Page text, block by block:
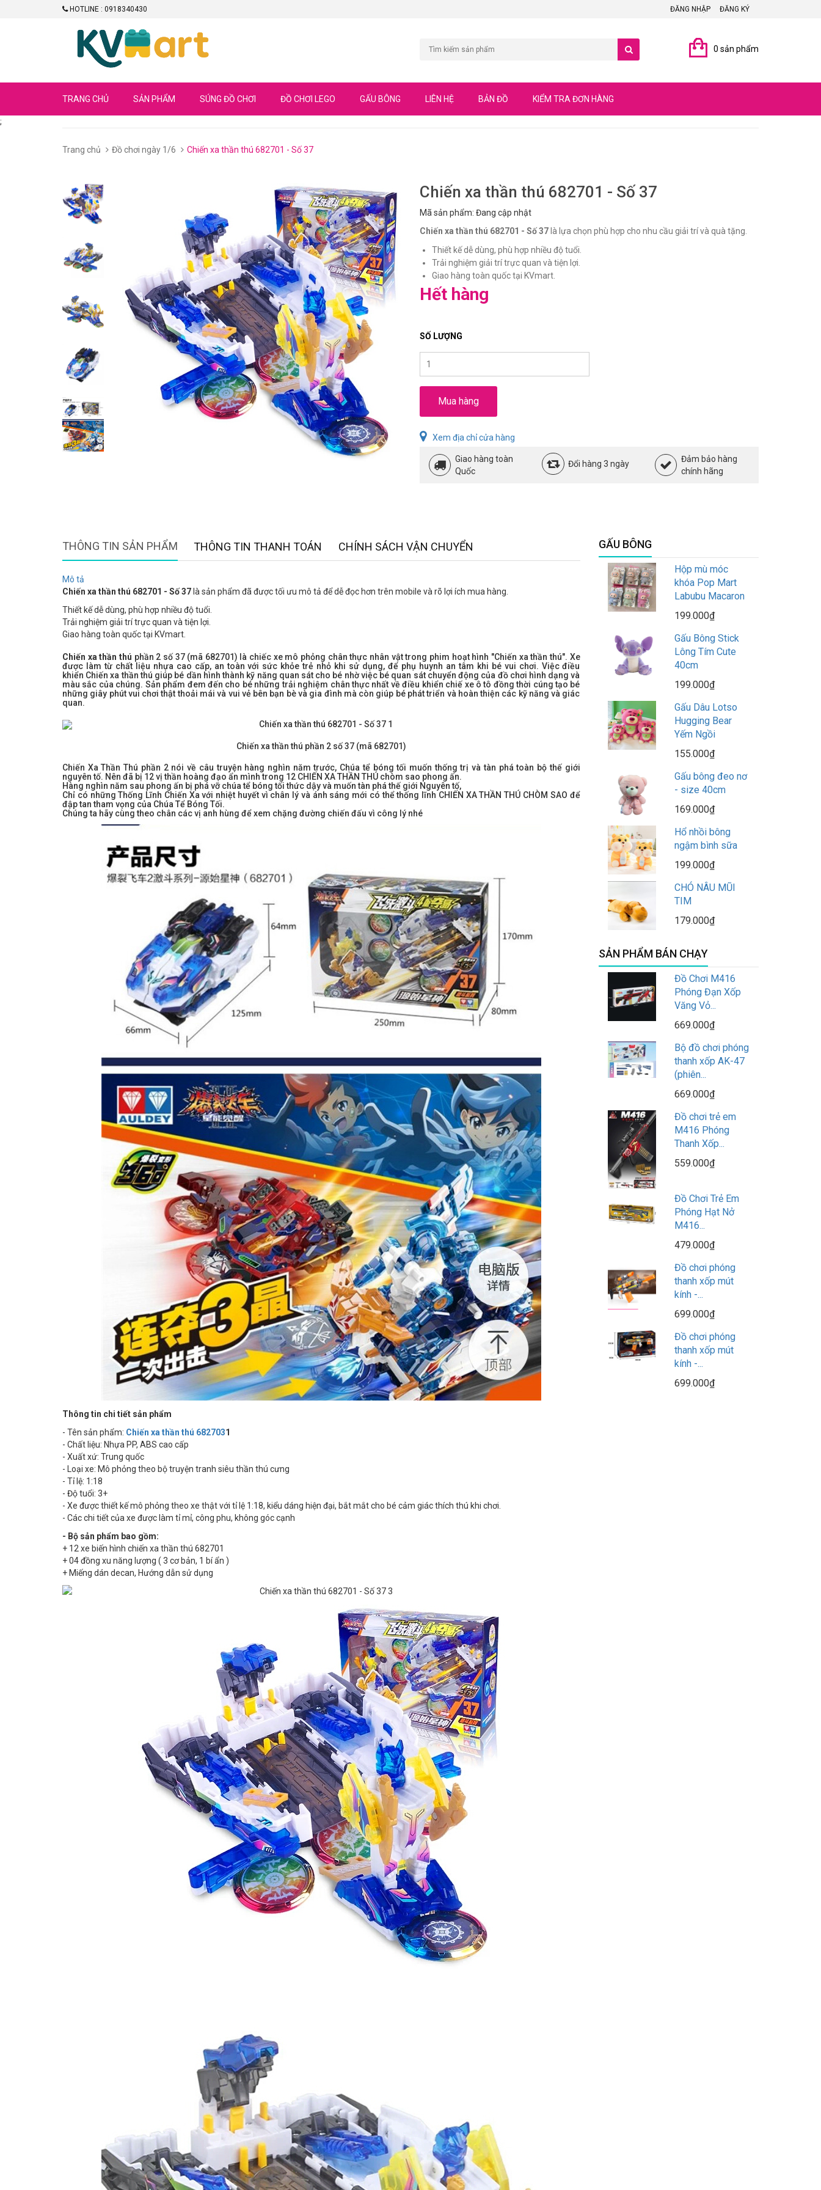
HOTLINE : 0918340430 ĐĂNG NHẬP ĐĂNG KÝ
0 sản phẩm
TRANG CHỦ SẢN PHẨM SÚNG ĐỒ CHƠI ĐỒ CHƠI LEGO GẤU BÔNG LIÊN HỆ BẢN ĐỒ KIỂM TRA ĐƠN HÀNG
;
Trang chủ Đồ chơi ngày 1/6 Chiến xa thần thú 682701 - Số 37
Chiến xa thần thú 682701 - Số 37
Mã sản phẩm: Đang cập nhật
Chiến xa thần thú 682701 - Số 37 là lựa chọn phù hợp cho nhu cầu giải trí và quà tặng.
Thiết kế dễ dùng, phù hợp nhiều độ tuổi.
Trải nghiệm giải trí trực quan và tiện lợi.
Giao hàng toàn quốc tại KVmart.
Hết hàng
SỐ LƯỢNG
Mua hàng
Xem địa chỉ cửa hàng
Giao hàng toàn
Quốc
Đổi hàng 3 ngày
Đảm bảo hàng
chính hãng
THÔNG TIN SẢN PHẨM THÔNG TIN THANH TOÁN CHÍNH SÁCH VẬN CHUYỂN
Mô tả
Chiến xa thần thú 682701 - Số 37 là sản phẩm đã được tối ưu mô tả để dễ đọc hơn trên mobile và rõ lợi ích mua hàng.
Thiết kế dễ dùng, phù hợp nhiều độ tuổi.
Trải nghiệm giải trí trực quan và tiện lợi.
Giao hàng toàn quốc tại KVmart.
Chiến xa thần thú phần 2 số 37 (mã 682701) là chiếc xe mô phỏng chân thực nhân vật trong phim hoạt hình "Chiến xa thần thú". Xe
được làm từ chất liệu nhựa cao cấp, an toàn với sức khỏe trẻ nhỏ khi sử dụng, để phụ huynh an tâm khi bé vui chơi. Việc điều
khiển Chiến xa thần thú giúp bé dần hình thành kỹ năng quan sát cho bé nhờ việc bé quan sát chuyển động của đồ chơi hình dạng và
màu sắc của chúng. Sản phẩm đem đến cho bé những trải nghiệm chân thực nhất về điều khiển chiế xe ô tô đồng thời cúng tạo bé
những giây phút vui chơi thật thoải mái và vui vẻ bên bạn bè và gia đình mà còn giúp bé phát triển và hoàn thiện các kỹ năng và giác
quan.
Chiến xa thần thú phần 2 số 37 (mã 682701)
Chiến Xa Thần Thú phần 2 nói về câu truyện hàng nghìn năm trước, Chúa tể bóng tối muốn thống trị và tàn phá toàn bộ thế giới
nguyên tố. Nên đã bị 12 vị thần hoàng đạo ẩn mình trong 12 CHIẾN XA THẦN THÚ chòm sao phong ấn.
Hàng nghìn năm sau phong ấn bị phá vỡ chúa tể bóng tối thức dậy và muốn tàn phá thế giới Nguyên tố,
Chỉ có những Thống Lĩnh Chiến Xa với nhiệt huyết vì chân lý và ánh sáng mới có thể thống lĩnh CHIẾN XA THẦN THÚ CHÒM SAO để
đập tan tham vọng của Chúa Tể Bóng Tối.
Chúng ta hãy cùng theo chân các vị anh hùng để xem chặng đường chiến đấu vì công lý nhé
Thông tin chi tiết sản phẩm
- Tên sản phẩm: Chiến xa thần thú 6827031
- Chất liệu: Nhựa PP, ABS cao cấp
- Xuất xứ: Trung quốc
- Loại xe: Mô phỏng theo bộ truyện tranh siêu thần thú cưng
- Tỉ lệ: 1:18
- Độ tuổi: 3+
- Xe được thiết kế mô phỏng theo xe thật với tỉ lệ 1:18, kiểu dáng hiện đại, bắt mắt cho bé cảm giác thích thú khi chơi.
- Các chi tiết của xe được làm tỉ mỉ, công phu, không góc cạnh
- Bộ sản phẩm bao gồm:
+ 12 xe biến hình chiến xa thần thú 682701
+ 04 đồng xu năng lượng ( 3 cơ bản, 1 bí ẩn )
+ Miếng dán decan, Hướng dẫn sử dụng
GẤU BÔNG
Hộp mù móc
khóa Pop Mart
Labubu Macaron
199.000₫
Gấu Bông Stick
Lông Tím Cute
40cm
199.000₫
Gấu Dâu Lotso
Hugging Bear
Yếm Ngồi
155.000₫
Gấu bông đeo nơ
- size 40cm
169.000₫
Hổ nhồi bông
ngậm bình sữa
199.000₫
CHÓ NÂU MŨI
TIM
179.000₫
SẢN PHẨM BÁN CHẠY
Đồ Chơi M416
Phóng Đạn Xốp
Văng Vỏ...
669.000₫
Bộ đồ chơi phóng
thanh xốp AK-47
(phiên...
669.000₫
Đồ chơi trẻ em
M416 Phóng
Thanh Xốp...
559.000₫
Đồ Chơi Trẻ Em
Phóng Hạt Nở
M416...
479.000₫
Đồ chơi phóng
thanh xốp mút
kính -...
699.000₫
Đồ chơi phóng
thanh xốp mút
kính -...
699.000₫